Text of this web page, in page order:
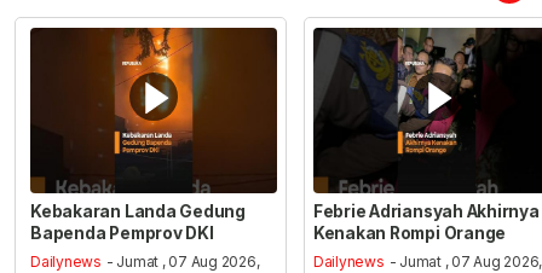
Kebakaran Landa Gedung
Bapenda Pemprov DKI
Dailynews - Jumat , 07 Aug 2026,
Febrie Adriansyah Akhirnya
Kenakan Rompi Orange
Dailynews - Jumat , 07 Aug 2026,